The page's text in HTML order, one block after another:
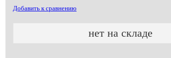
Добавить к сравнению
нет на складе